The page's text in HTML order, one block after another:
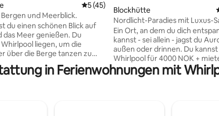
Durchschnittliche Bewertung: 5 von 5,
5 (45)
und Meerblick.
du einen schönen Blick auf
Meer genießen. Du
liegen, um die
über die Berge tanzen zu
in der Nähe zum
Blockhütte
Nordlicht-Paradies mit Luxus-
Ein Ort, an dem du dich
kannst - sei allein - jagst du
außen oder drinnen. Du
Whirlpool für 4000 NOK +
einen schönen Blick haben! Dies ist ein
einzigartiger Ort, nur 20
zu 5 Personen schlafen.
in Ferienwohnungen mit